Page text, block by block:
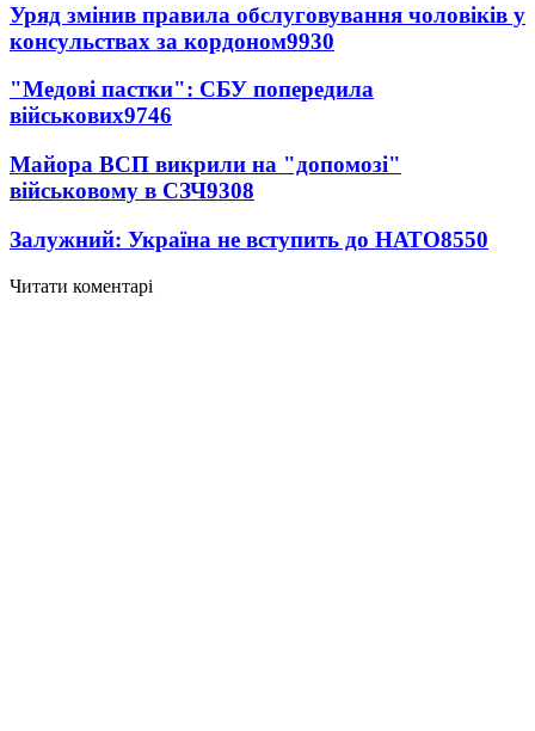
Уряд змінив правила обслуговування чоловіків у
консульствах за кордоном9930
"Медові пастки": СБУ попередила
військових9746
Майора ВСП викрили на "допомозі"
військовому в СЗЧ9308
Залужний: Україна не вступить до НАТО8550
Читати коментарі